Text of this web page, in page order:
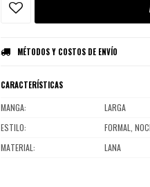
MÉTODOS Y COSTOS DE ENVÍO
CARACTERÍSTICAS
MANGA
LARGA
ESTILO
FORMAL,
MATERIAL
LANA